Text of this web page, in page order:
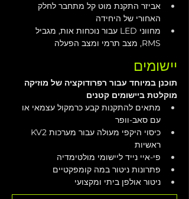
אביזר התקנת מוט קל מתחבר לחלק
האחורי של היחידה
מחווני LED עבור נוכחות אות, מגביל
RMS, מצב תרמי ומצב הפעלה
יישומים
תוכנן במיוחד עבור רפרודוקציה של מוזיקה
מוקלטת ביישומים קטנים
מתאים להתקנות קבע כרמקול עצמאי או
עם סאב-וופר
ראשיות
פי-איי נייד ליישומי מולטימדיה
פתרונות ניטור במה קומפקטיים
ניטור אולפן ביתי ומקצועי